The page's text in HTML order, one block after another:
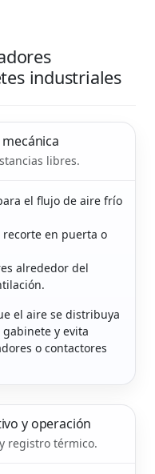
industriales
libres.
el flujo de aire frío
en puerta o
alrededor del
el aire se distribuya
y evita
o contactores
y operación
registro térmico.